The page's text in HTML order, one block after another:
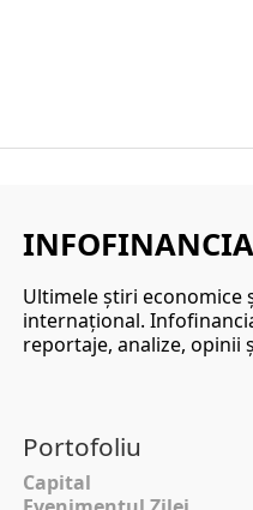
Ultimele ştiri economice
internaţional.
reportaje, analize, opinii
Portofoliu
Capital